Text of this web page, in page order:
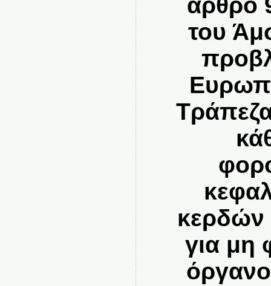
του
κερδών
για μη
όργανο